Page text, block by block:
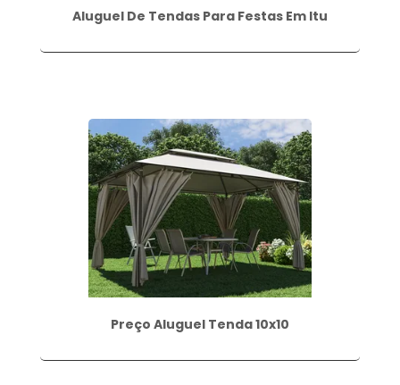
Aluguel De Tendas Para Festas Em Itu
Preço Aluguel Tenda 10x10